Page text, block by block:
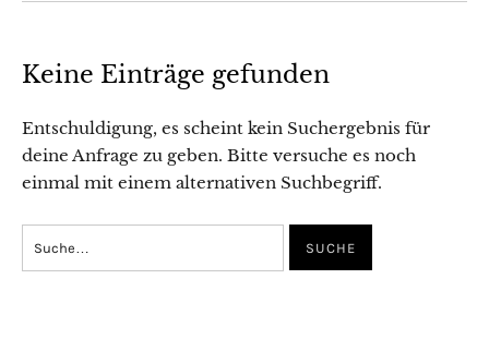
Keine Einträge gefunden
Entschuldigung, es scheint kein Suchergebnis für
deine Anfrage zu geben. Bitte versuche es noch
einmal mit einem alternativen Suchbegriff.